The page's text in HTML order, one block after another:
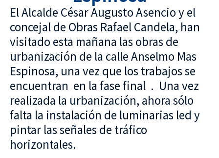
El Alcalde César Augusto Asencio y el
concejal de Obras Rafael Candela, han
visitado esta mañana las obras de
urbanización de la calle Anselmo Mas
Espinosa, una vez que los trabajos se
encuentran en la fase final . Una vez
realizada la urbanización, ahora sólo
falta la instalación de luminarias led y
pintar las señales de tráfico
horizontales.